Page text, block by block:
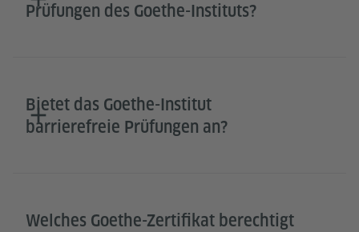
Prüfungen des Goethe-Instituts?
Bietet das Goethe-Institut
barrierefreie Prüfungen an?
Welches Goethe-Zertifikat berechtigt